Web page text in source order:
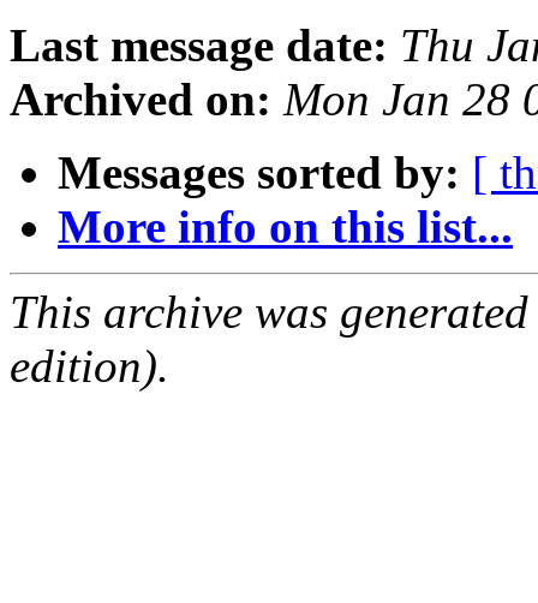
Last message date: Thu
Archived on: Mon Jan 28
Messages sorted by: [
More info on this list...
This archive was
edition).